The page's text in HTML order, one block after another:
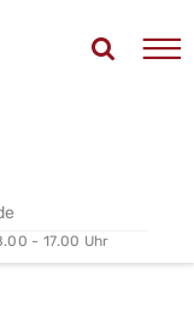
- 17.00 Uhr